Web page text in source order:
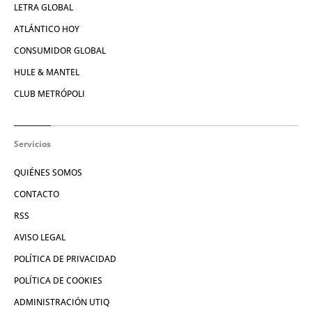
LETRA GLOBAL
ATLÁNTICO HOY
CONSUMIDOR GLOBAL
HULE & MANTEL
CLUB METRÓPOLI
Servicios
QUIÉNES SOMOS
CONTACTO
RSS
AVISO LEGAL
POLÍTICA DE PRIVACIDAD
POLÍTICA DE COOKIES
ADMINISTRACIÓN UTIQ